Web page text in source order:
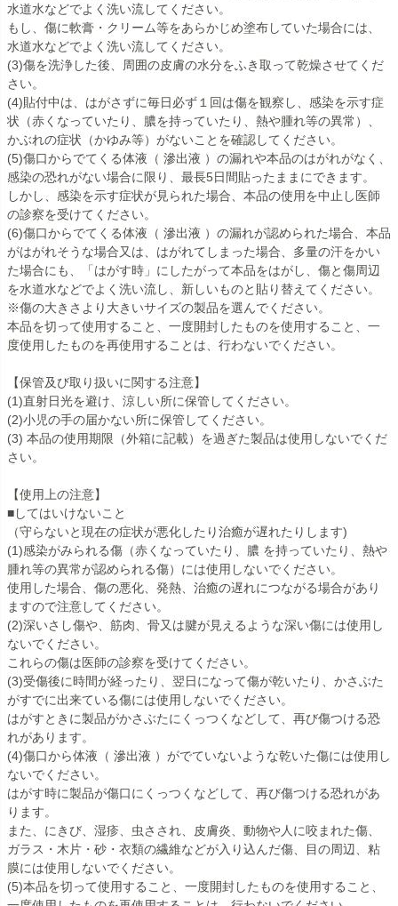
水道水などでよく洗い流してください。
もし、傷に軟膏・クリーム等をあらかじめ塗布していた場合には、
水道水などでよく洗い流してください。
(3)傷を洗浄した後、周囲の皮膚の水分をふき取って乾燥させてくだ
さい。
(4)貼付中は、はがさずに毎日必ず１回は傷を観察し、感染を示す症
状（赤くなっていたり、膿を持っていたり、熱や腫れ等の異常）、
かぶれの症状（かゆみ等）がないことを確認してください。
(5)傷口からでてくる体液（ 滲出液 ）の漏れや本品のはがれがなく、
感染の恐れがない場合に限り、最長5日間貼ったままにできます。
しかし、感染を示す症状が見られた場合、本品の使用を中止し医師
の診察を受けてください。
(6)傷口からでてくる体液（ 滲出液 ）の漏れが認められた場合、本品
がはがれそうな場合又は、はがれてしまった場合、多量の汗をかい
た場合にも、「はがす時」にしたがって本品をはがし、傷と傷周辺
を水道水などでよく洗い流し、新しいものと貼り替えてください。
※傷の大きさより大きいサイズの製品を選んでください。
本品を切って使用すること、一度開封したものを使用すること、一
度使用したものを再使用することは、行わないでください。
【保管及び取り扱いに関する注意】
(1)直射日光を避け、涼しい所に保管してください。
(2)小児の手の届かない所に保管してください。
(3) 本品の使用期限（外箱に記載）を過ぎた製品は使用しないでくだ
さい。
【使用上の注意】
■してはいけないこと
（守らないと現在の症状が悪化したり治癒が遅れたりします)
(1)感染がみられる傷（赤くなっていたり、膿 を持っていたり、熱や
腫れ等の異常が認められる傷）には使用しないでください。
使用した場合、傷の悪化、発熱、治癒の遅れにつながる場合があり
ますので注意してください。
(2)深いさし傷や、筋肉、骨又は腱が見えるような深い傷には使用し
ないでください。
これらの傷は医師の診察を受けてください。
(3)受傷後に時間が経ったり、翌日になって傷が乾いたり、かさぶた
がすでに出来ている傷には使用しないでください。
はがすときに製品がかさぶたにくっつくなどして、再び傷つける恐
れがあります。
(4)傷口から体液（ 滲出液 ）がでていないような乾いた傷には使用し
ないでください。
はがす時に製品が傷口にくっつくなどして、再び傷つける恐れがあ
ります。
また、にきび、湿疹、虫さされ、皮膚炎、動物や人に咬まれた傷、
ガラス・木片・砂・衣類の繊維などが入り込んだ傷、目の周辺、粘
膜には使用しないでください。
(5)本品を切って使用すること、一度開封したものを使用すること、